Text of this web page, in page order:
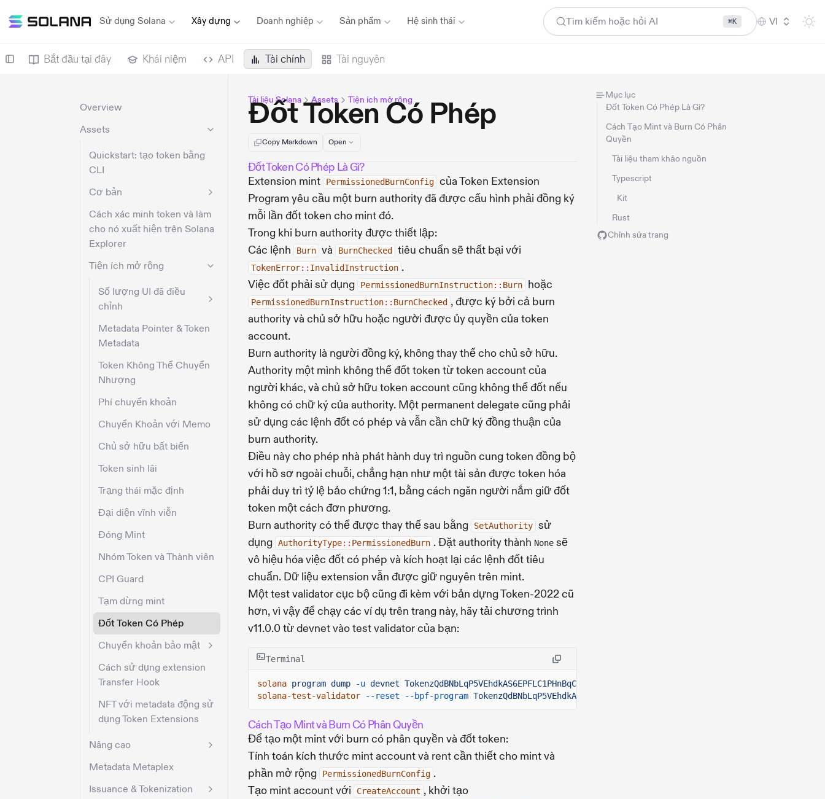
Sử dụng Solana Xây dựng Doanh nghiệp Sản phẩm Hệ sinh thái Tìm kiếm hoặc hỏi AI ⌘K VI
Bắt đầu tại đây Khái niệm API Tài chính Tài nguyên
Overview
Assets
Quickstart: tạo token bằng
CLI
Cơ bản
Cách xác minh token và làm
cho nó xuất hiện trên Solana
Explorer
Tiện ích mở rộng
Số lượng UI đã điều
chỉnh
Metadata Pointer & Token
Metadata
Token Không Thể Chuyển
Nhượng
Phí chuyển khoản
Chuyển Khoản với Memo
Chủ sở hữu bất biến
Token sinh lãi
Trạng thái mặc định
Đại diện vĩnh viễn
Đóng Mint
Nhóm Token và Thành viên
CPI Guard
Tạm dừng mint
Đốt Token Có Phép
Chuyển khoản bảo mật
Cách sử dụng extension
Transfer Hook
NFT với metadata động sử
dụng Token Extensions
Nâng cao
Metadata Metaplex
Issuance & Tokenization
Tài liệu Solana Assets Tiện ích mở rộng
Đốt Token Có Phép
Copy Markdown Open
Đốt Token Có Phép Là Gì?
Extension mint
PermissionedBurnConfig của Token Extension
Program yêu cầu một burn authority đã được cấu hình phải đồng ký
mỗi lần đốt token cho mint đó.
Trong khi burn authority được thiết lập:
Các lệnh
Burn và BurnChecked tiêu chuẩn sẽ thất bại với
TokenError:: InvalidInstruction .
Việc đốt phải sử dụng
PermissionedBurnInstruction:: Burn hoặc
PermissionedBurnInstruction:: BurnChecked , được ký bởi cả burn
authority và chủ sở hữu hoặc người được ủy quyền của token
account.
Burn authority là người đồng ký, không thay thế cho chủ sở hữu.
Authority một mình không thể đốt token từ token account của
người khác, và chủ sở hữu token account cũng không thể đốt nếu
không có chữ ký của authority. Một permanent delegate cũng phải
sử dụng các lệnh đốt có phép và vẫn cần chữ ký đồng thuận của
burn authority.
Điều này cho phép nhà phát hành duy trì nguồn cung token đồng bộ
với hồ sơ ngoài chuỗi, chẳng hạn như một tài sản được token hóa
phải duy trì tỷ lệ bảo chứng 1:1, bằng cách ngăn người nắm giữ đốt
token một cách đơn phương.
Burn authority có thể được thay thế sau bằng
SetAuthority sử
dụng AuthorityType:: PermissionedBurn . Đặt authority thành None sẽ
vô hiệu hóa việc đốt có phép và kích hoạt lại các lệnh đốt tiêu
chuẩn. Dữ liệu extension vẫn được giữ nguyên trên mint.
Một test validator cục bộ cũng đi kèm với bản dựng Token-2022 cũ
hơn, vì vậy để chạy các ví dụ trên trang này, hãy tải chương trình
v11.0.0 từ devnet vào test validator của bạn:
Terminal
solana program dump -u devnet TokenzQdBNbLqP5VEhdkAS6EPFLC1PHnBqCXEpPxuEb token_2022.so
solana-test-validator
--reset --bpf-program TokenzQdBNbLqP5VEhdkAS6EPFLC1PHnBqCXEpPxuEb token_2022.so
Cách Tạo Mint và Burn Có Phân Quyền
Để tạo một mint với burn có phân quyền và đốt token:
Tính toán kích thước mint account và rent cần thiết cho mint và
phần mở rộng
PermissionedBurnConfig .
Tạo mint account với
CreateAccount , khởi tạo
Mục lục
Đốt Token Có Phép Là Gì?
Cách Tạo Mint và Burn Có Phân
Quyền
Tài liệu tham khảo nguồn
Typescript
Kit
Rust
Chỉnh sửa trang